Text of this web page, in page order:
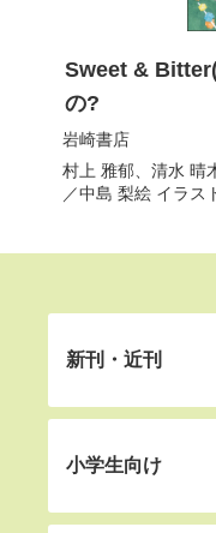
Sweet &
の?
岩崎書店
村上 雅郁、 清水 晴
／中島 梨絵イラス
新刊・近刊
小学生向け